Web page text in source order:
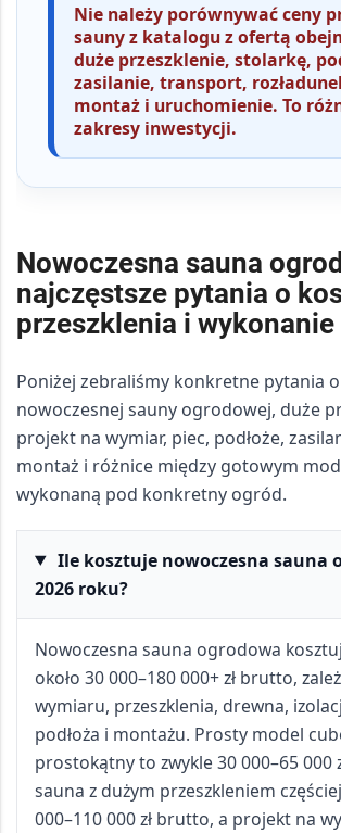
Nie należy porównywać ceny
sauny z katalogu z ofertą
duże przeszklenie, stolarkę,
zasilanie, transport,
montaż i uruchomienie. To
zakresy inwestycji.
Nowoczesna sauna
najczęstsze pytania o
przeszklenia i wykonanie
Poniżej zebraliśmy konkretne pytania o
nowoczesnej sauny ogrodowej, duże
projekt na wymiar, piec, podłoże,
montaż i różnice między gotowym
wykonaną pod konkretny ogród.
Ile kosztuje nowoczesna sauna
2026 roku?
Nowoczesna sauna ogrodowa
około 30 000–180 000+ zł brutto,
wymiaru, przeszklenia, drewna,
podłoża i montażu. Prosty model
prostokątny to zwykle 30 000–65 000
sauna z dużym przeszkleniem
000–110 000 zł brutto, a projekt na